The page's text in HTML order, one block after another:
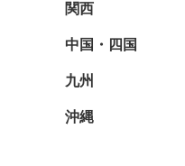
関西
中国・四国
九州
沖縄